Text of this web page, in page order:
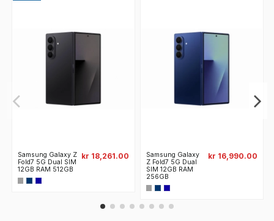
Samsung Galaxy Z
Fold7 5G Dual SIM
12GB RAM 512GB
kr 18,261.00
Samsung Galaxy
Z Fold7 5G Dual
SIM 12GB RAM
256GB
kr 16,990.00